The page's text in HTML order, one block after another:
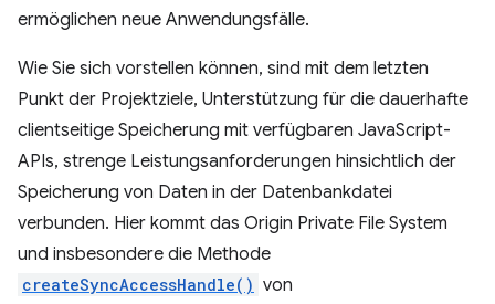
ermöglichen neue Anwendungsfälle.
Wie Sie sich vorstellen können, sind mit dem letzten
Punkt der Projektziele, Unterstützung für die dauerhafte
clientseitige Speicherung mit verfügbaren JavaScript-
APIs, strenge Leistungsanforderungen hinsichtlich der
Speicherung von Daten in der Datenbankdatei
verbunden. Hier kommt das Origin Private File System
und insbesondere die Methode
createSyncAccessHandle() von